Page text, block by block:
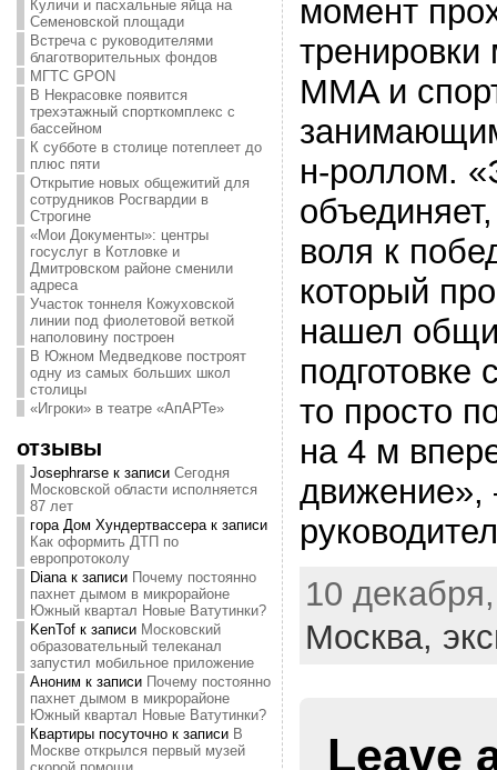
Куличи и пасхальные яйца на
Семеновской площади
Встреча с руководителями
благотворительных фондов
МГТС GPON
В Некрасовке появится
трехэтажный спорткомплекс с
бассейном
К субботе в столице потеплеет до
плюс пяти
Открытие новых общежитий для
сотрудников Росгвардии в
Строгине
«Мои Документы»: центры
госуслуг в Котловке и
Дмитровском районе сменили
адреса
Участок тоннеля Кожуховской
линии под фиолетовой веткой
наполовину построен
В Южном Медведкове построят
одну из самых больших школ
столицы
«Игроки» в театре «АпАРТе»
отзывы
Josephrarseк записи Сегодня
Московской области исполняется
87 лет
гора Дом Хундертвассерак записи
Как оформить ДТП по
европротоколу
Dianaк записи Почему постоянно
пахнет дымом в микрорайоне
Южный квартал Новые Ватутинки?
KenTofк записи Московский
образовательный телеканал
запустил мобильное приложение
Аноним к записи Почему постоянно
пахнет дымом в микрорайоне
Южный квартал Новые Ватутинки?
Квартиры посуточнок записи В
Москве открылся первый музей
момент
MMA и
н-роллом.
воля к
который
нашел
подготовке
то просто
на 4 м
10
Москва,
Leave